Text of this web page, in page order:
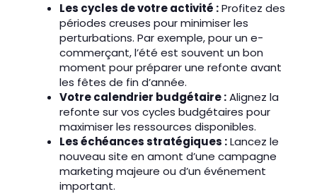
Les cycles de votre activité :Profitez des
périodes creuses pour minimiser les
perturbations. Par exemple, pour un e-
commerçant, l’été est souvent un bon
moment pour préparer une refonte avant
les fêtes de fin d’année.
Votre calendrier budgétaire :Alignez la
refonte sur vos cycles budgétaires pour
maximiser les ressources disponibles.
Les échéances stratégiques :Lancez le
nouveau site en amont d’une campagne
marketing majeure ou d’un événement
important.